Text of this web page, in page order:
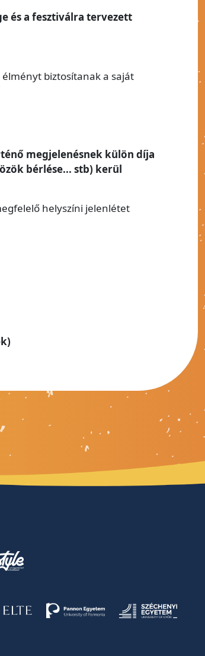
és a fesztiválra tervezett
biztosítanak a saját
megjelenésnek külön díja
bérlése... stb) kerül
helyszíni jelenlétet